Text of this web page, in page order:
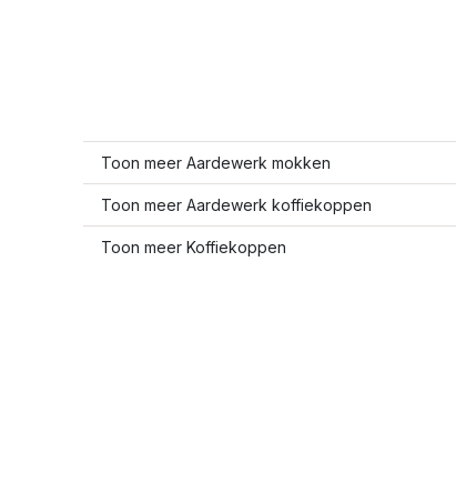
Toon meer Aardewerk mokken
Toon meer Aardewerk koffiekoppen
Toon meer Koffiekoppen